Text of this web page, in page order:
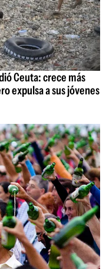
Ceuta: crece más
expulsa a sus jóvenes